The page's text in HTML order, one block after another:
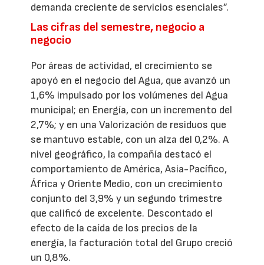
demanda creciente de servicios esenciales”.
Las cifras del semestre, negocio a
negocio
Por áreas de actividad, el crecimiento se
apoyó en el negocio del Agua, que avanzó un
1,6% impulsado por los volúmenes del Agua
municipal; en Energía, con un incremento del
2,7%; y en una Valorización de residuos que
se mantuvo estable, con un alza del 0,2%. A
nivel geográfico, la compañía destacó el
comportamiento de América, Asia-Pacífico,
África y Oriente Medio, con un crecimiento
conjunto del 3,9% y un segundo trimestre
que calificó de excelente. Descontado el
efecto de la caída de los precios de la
energía, la facturación total del Grupo creció
un 0,8%.